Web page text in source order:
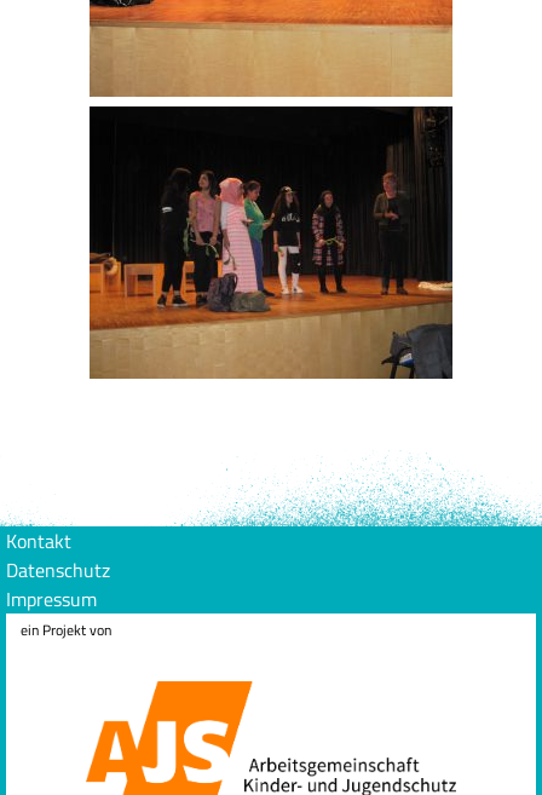
Kontakt
Datenschutz
Impressum
ein Projekt von